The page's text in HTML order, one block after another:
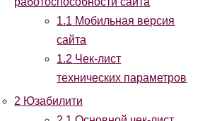
1.1 Мобильная версия
сайта
1.2 Чек-лист
технических параметров
2 Юзабилити